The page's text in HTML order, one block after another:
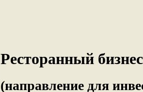
Ресторанный
(направление для